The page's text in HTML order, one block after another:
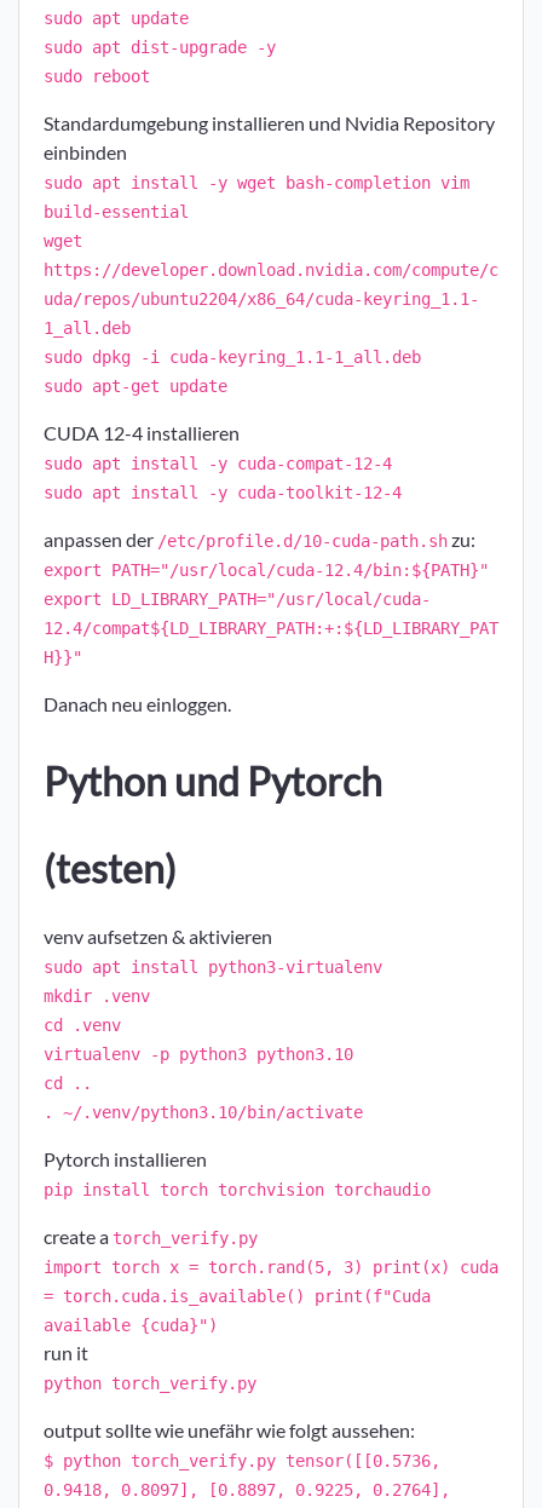
sudo apt update
sudo apt dist-upgrade -y
sudo reboot
Standardumgebung installieren und Nvidia Repository
einbinden
sudo apt install -y wget bash-completion vim
build-essential
wget
https://developer.download.nvidia.com/compute/c
uda/repos/ubuntu2204/x86_64/cuda-keyring_1.1-
1_all.deb
sudo dpkg -i cuda-keyring_1.1-1_all.deb
sudo apt-get update
CUDA 12-4 installieren
sudo apt install -y cuda-compat-12-4
sudo apt install -y cuda-toolkit-12-4
anpassen der /etc/profile.d/10-cuda-path.shzu:
export PATH="/usr/local/cuda-12.4/bin:${PATH}"
export LD_LIBRARY_PATH="/usr/local/cuda-
12.4/compat${LD_LIBRARY_PATH:+:${LD_LIBRARY_PAT
H}}"
Danach neu einloggen.
Python und Pytorch
(testen)
venv aufsetzen & aktivieren
sudo apt install python3-virtualenv
mkdir .venv
cd .venv
virtualenv -p python3 python3.10
cd ..
. ~/.venv/python3.10/bin/activate
Pytorch installieren
pip install torch torchvision torchaudio
create a torch_verify.py
import torch x = torch.rand(5, 3) print(x) cuda
= torch.cuda.is_available() print(f"Cuda
available {cuda}")
run it
python torch_verify.py
output sollte wie unefähr wie folgt aussehen:
$ python torch_verify.py tensor([[0.5736,
0.9418, 0.8097], [0.8897, 0.9225, 0.2764],